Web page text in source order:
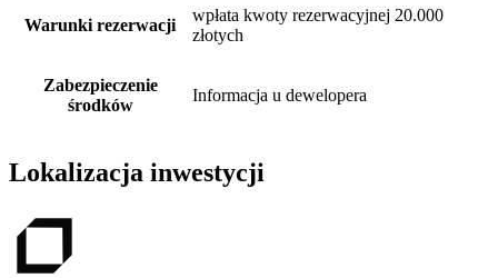
Warunki rezerwacji
wpłata kwoty rezerwacyjnej 20.000
złotych
Zabezpieczenie
środków
Informacja u dewelopera
Lokalizacja inwestycji